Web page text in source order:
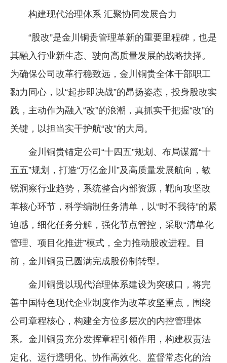
构建现代治理体系 汇聚协同发展合力
“股改”是金川铜贵管理革新的重要里程碑，也是
其融入行业新生态、驶向高质量发展的战略抉择。
为确保公司改革行稳致远，金川铜贵全体干部职工
勠力同心，以“起步即决战”的昂扬姿态，投身股改实
践，主动作为融入“改”的浪潮，真抓实干把握“改”的
关键，以担当实干护航“改”的大局。
金川铜贵锚定公司“十四五”规划、布局谋篇“十
五五”规划，打造“万亿金川”及高质量发展航向，敏
锐洞察行业趋势，系统整合内部资源，靶向攻坚改
革核心环节，科学编制任务清单，以“时不我待”的紧
迫感，细化任务分解，强化节点管控，采取“清单化
管理、项目化推进”模式，全力推动股改进程。目
前，金川铜贵已圆满完成股份制转型。
金川铜贵以现代治理体系建设为突破口，将完
善中国特色现代企业制度作为改革攻坚重点，围绕
公司章程核心，构建全方位多层次的内控管理体
系。金川铜贵充分发挥章程引领作用，构建权责法
定化、运行透明化、协作高效化、监督常态化的治